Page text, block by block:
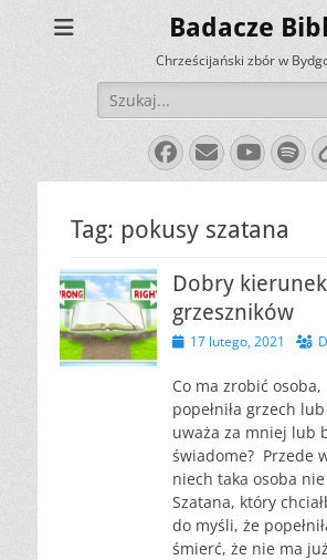
Badacze
Chrześcijański zbór w
Szukaj:
Facebook
E-
mail
Tag: pokusy szatana
Dobry
grzeszników
Opublikowano
17 lutego, 2021
Co ma zrobić osoba,
popełniła grzech
uważa za mniej lub
świadome? Przede
niech taka osoba
Szatana, który
do myśli, że
śmierć, że nie ma